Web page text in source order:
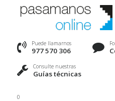
Puede llamarnos
977 570 306
Consulte nuestras
Guías técnicas
0